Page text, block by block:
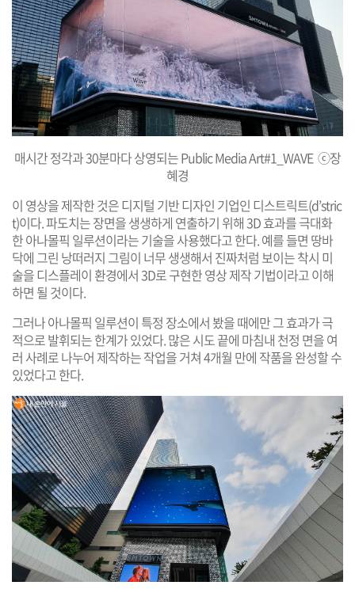
매시간 정각과 30분마다 상영되는 Public Media Art#1_WAVE ⓒ장
혜경
이 영상을 제작한 것은 디지털 기반 디자인 기업인 디스트릭트(d’stric
t)이다. 파도치는 장면을 생생하게 연출하기 위해 3D 효과를 극대화
한 아나몰픽 일루션이라는 기술을 사용했다고 한다. 예를 들면 땅바
닥에 그린 낭떠러지 그림이 너무 생생해서 진짜처럼 보이는 착시 미
술을 디스플레이 환경에서 3D로 구현한 영상 제작 기법이라고 이해
하면 될 것이다.
그러나 아나몰픽 일루션이 특정 장소에서 봤을 때에만 그 효과가 극
적으로 발휘되는 한계가 있었다. 많은 시도 끝에 마침내 천정 면을 여
러 사례로 나누어 제작하는 작업을 거쳐 4개월 만에 작품을 완성할 수
있었다고 한다.